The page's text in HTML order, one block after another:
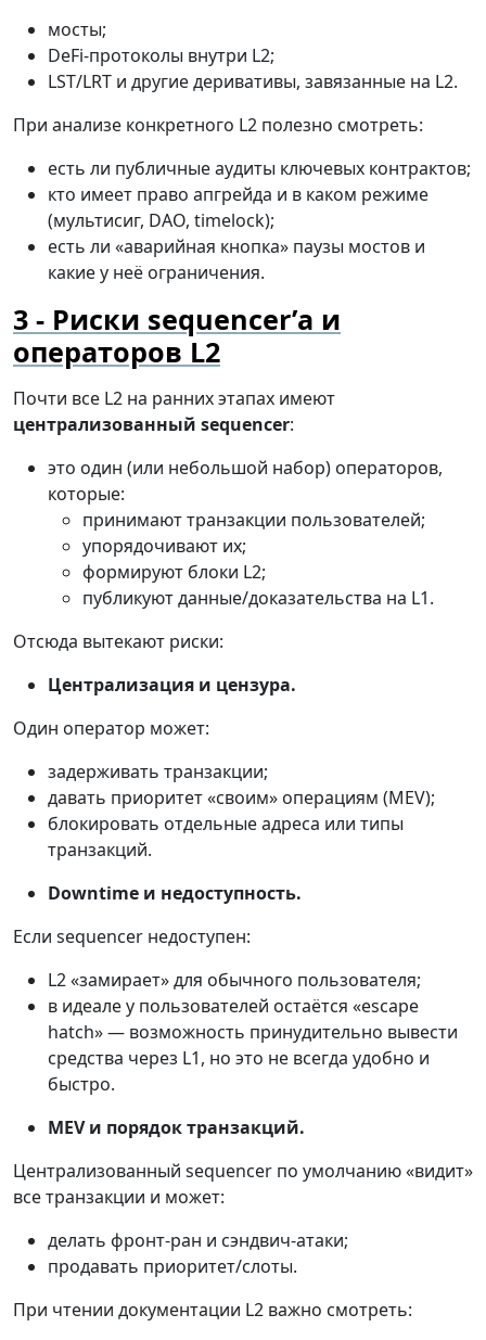
мосты;
DeFi-протоколы внутри L2;
LST/LRT и другие деривативы, завязанные на L2.
При анализе конкретного L2 полезно смотреть:
есть ли публичные аудиты ключевых контрактов;
кто имеет право апгрейда и в каком режиме
(мультисиг, DAO, timelock);
есть ли «аварийная кнопка» паузы мостов и
какие у неё ограничения.
Риски sequencer’а и
операторов L2
Почти все L2 на ранних этапах имеют
централизованный sequencer:
это один (или небольшой набор) операторов,
которые:
принимают транзакции пользователей;
упорядочивают их;
формируют блоки L2;
публикуют данные/доказательства на L1.
Отсюда вытекают риски:
Централизация и цензура.
Один оператор может:
задерживать транзакции;
давать приоритет «своим» операциям (MEV);
блокировать отдельные адреса или типы
транзакций.
Downtime и недоступность.
Если sequencer недоступен:
L2 «замирает» для обычного пользователя;
в идеале у пользователей остаётся «escape
hatch» — возможность принудительно вывести
средства через L1, но это не всегда удобно и
быстро.
MEV и порядок транзакций.
Централизованный sequencer по умолчанию «видит»
все транзакции и может:
делать фронт-ран и сэндвич-атаки;
продавать приоритет/слоты.
При чтении документации L2 важно смотреть: